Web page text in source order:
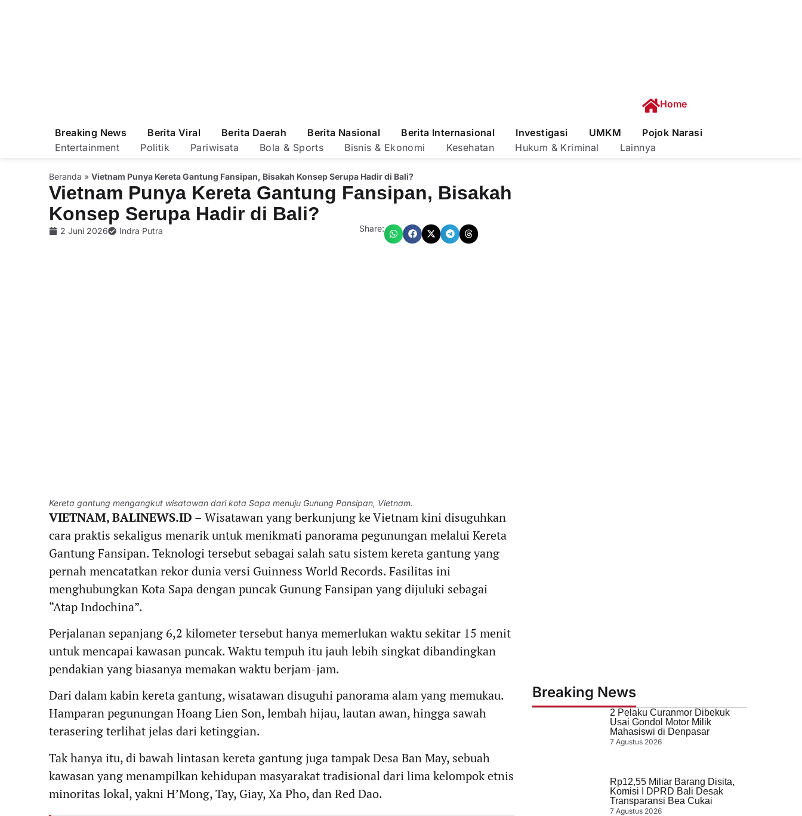
Home
Breaking News Berita Viral Berita Daerah Berita Nasional Berita Internasional Investigasi UMKM
Pojok Narasi
Entertainment
Politik Pariwisata Bola & Sports Bisnis & Ekonomi Kesehatan Hukum & Kriminal Lainnya
Beranda » Vietnam Punya Kereta Gantung Fansipan, Bisakah Konsep Serupa Hadir di Bali?
Vietnam Punya Kereta Gantung Fansipan, Bisakah
Konsep Serupa Hadir di Bali?
2 Juni 2026 Indra Putra Share:
Kereta gantung mengangkut wisatawan dari kota Sapa menuju Gunung Pansipan, Vietnam.
VIETNAM, BALINEWS.ID – Wisatawan yang berkunjung ke Vietnam kini disuguhkan
cara praktis sekaligus menarik untuk menikmati panorama pegunungan melalui Kereta
Gantung Fansipan. Teknologi tersebut sebagai salah satu sistem kereta gantung yang
pernah mencatatkan rekor dunia versi Guinness World Records. Fasilitas ini
menghubungkan Kota Sapa dengan puncak Gunung Fansipan yang dijuluki sebagai
“Atap Indochina”.
Perjalanan sepanjang 6,2 kilometer tersebut hanya memerlukan waktu sekitar 15 menit
untuk mencapai kawasan puncak. Waktu tempuh itu jauh lebih singkat dibandingkan
pendakian yang biasanya memakan waktu berjam-jam.
Dari dalam kabin kereta gantung, wisatawan disuguhi panorama alam yang memukau.
Hamparan pegunungan Hoang Lien Son, lembah hijau, lautan awan, hingga sawah
terasering terlihat jelas dari ketinggian.
Tak hanya itu, di bawah lintasan kereta gantung juga tampak Desa Ban May, sebuah
kawasan yang menampilkan kehidupan masyarakat tradisional dari lima kelompok etnis
minoritas lokal, yakni H’Mong, Tay, Giay, Xa Pho, dan Red Dao.
Breaking News
2 Pelaku Curanmor Dibekuk
Usai Gondol Motor Milik
Mahasiswi di Denpasar
7 Agustus 2026
Rp12,55 Miliar Barang Disita,
Komisi I DPRD Bali Desak
Transparansi Bea Cukai
7 Agustus 2026